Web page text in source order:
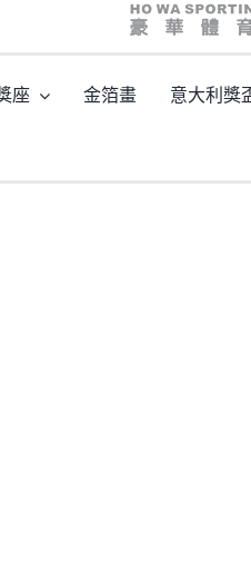
座 金箔畫 意大利獎
主頁 / 型號: HW03121 鵝蛋